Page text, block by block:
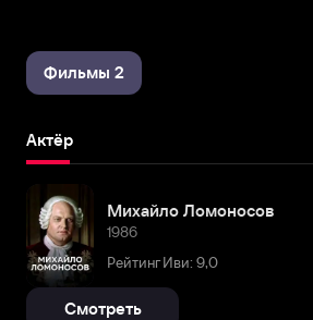
Фильмы 2
Актёр
Михайло Ломоносов
1986
Рейтинг Иви: 9,0
Смотреть